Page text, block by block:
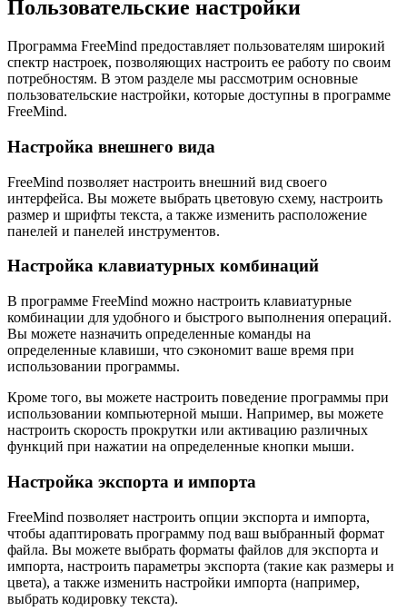
Пользовательские настройки
Программа FreeMind предоставляет пользователям широкий
спектр настроек, позволяющих настроить ее работу по своим
потребностям. В этом разделе мы рассмотрим основные
пользовательские настройки, которые доступны в программе
FreeMind.
Настройка внешнего вида
FreeMind позволяет настроить внешний вид своего
интерфейса. Вы можете выбрать цветовую схему, настроить
размер и шрифты текста, а также изменить расположение
панелей и панелей инструментов.
Настройка клавиатурных комбинаций
В программе FreeMind можно настроить клавиатурные
комбинации для удобного и быстрого выполнения операций.
Вы можете назначить определенные команды на
определенные клавиши, что сэкономит ваше время при
использовании программы.
Кроме того, вы можете настроить поведение программы при
использовании компьютерной мыши. Например, вы можете
настроить скорость прокрутки или активацию различных
функций при нажатии на определенные кнопки мыши.
Настройка экспорта и импорта
FreeMind позволяет настроить опции экспорта и импорта,
чтобы адаптировать программу под ваш выбранный формат
файла. Вы можете выбрать форматы файлов для экспорта и
импорта, настроить параметры экспорта (такие как размеры и
цвета), а также изменить настройки импорта (например,
выбрать кодировку текста).